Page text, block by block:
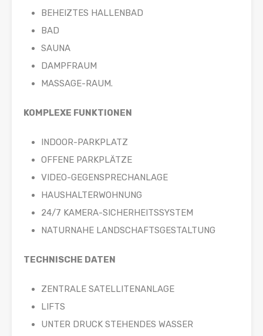
BEHEIZTES HALLENBAD
BAD
SAUNA
DAMPFRAUM
MASSAGE-RAUM.
KOMPLEXE FUNKTIONEN
INDOOR-PARKPLATZ
OFFENE PARKPLÄTZE
VIDEO-GEGENSPRECHANLAGE
HAUSHALTERWOHNUNG
24/7 KAMERA-SICHERHEITSSYSTEM
NATURNAHE LANDSCHAFTSGESTALTUNG
TECHNISCHE DATEN
ZENTRALE SATELLITENANLAGE
LIFTS
UNTER DRUCK STEHENDES WASSER